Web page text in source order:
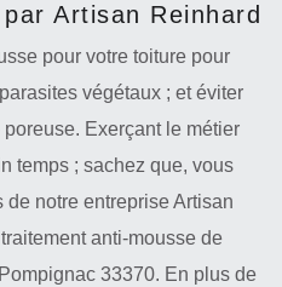
Artisan Reinhard
pour votre toiture pour
végétaux ; et éviter
Exerçant le métier
temps ; sachez que, vous
notre entreprise Artisan
anti-mousse de
33370. En plus de